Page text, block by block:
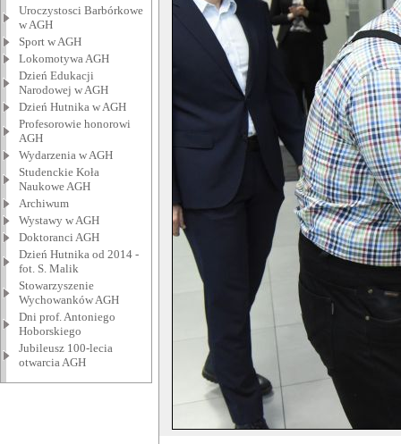
Uroczystosci Barbórkowe
w AGH
Sport w AGH
Lokomotywa AGH
Dzień Edukacji
Narodowej w AGH
Dzień Hutnika w AGH
Profesorowie honorowi
AGH
Wydarzenia w AGH
Studenckie Koła
Naukowe AGH
Archiwum
Wystawy w AGH
Doktoranci AGH
Dzień Hutnika od 2014 -
fot. S. Malik
Stowarzyszenie
Wychowanków AGH
Dni prof. Antoniego
Hoborskiego
Jubileusz 100-lecia
otwarcia AGH